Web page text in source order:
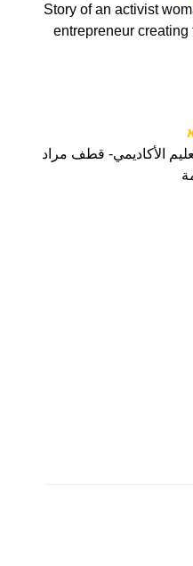
Story of an activist
entrepreneur
الأكاديمي- قطف مراد